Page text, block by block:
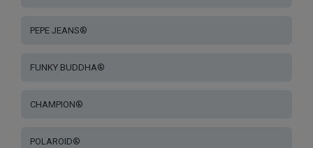
PEPE JEANS®
FUNKY BUDDHA®
CHAMPION®
POLAROID®